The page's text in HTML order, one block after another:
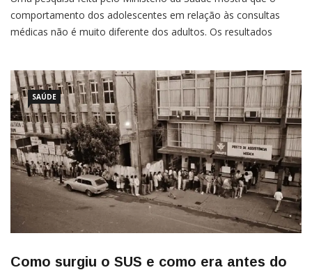
comportamento dos adolescentes em relação às consultas
médicas não é muito diferente dos adultos. Os resultados
levantamento leva em conta o ano de 2020 e […]
SAÚDE
Como surgiu o SUS e como era antes do